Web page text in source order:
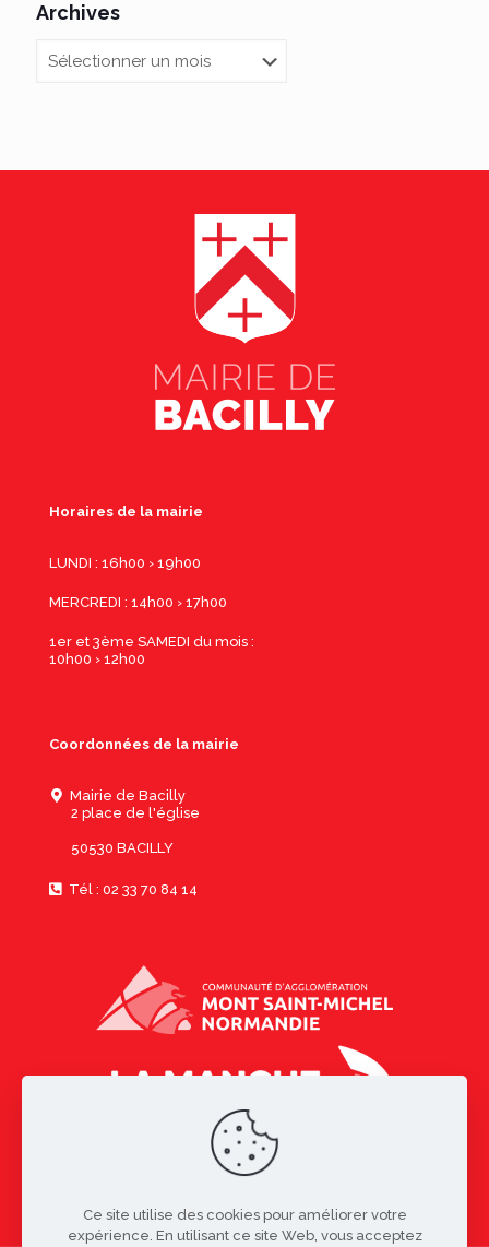
Archives
Archives
Horaires de la mairie
LUNDI : 16h00 › 19h00
MERCREDI : 14h00 › 17h00
1er et 3ème SAMEDI du mois :
10h00 › 12h00
Coordonnées de la mairie
Mairie de Bacilly
2 place de l'église
50530 BACILLY
Tél : 02 33 70 84 14
Ce site utilise des cookies pour améliorer votre
expérience. En utilisant ce site Web, vous acceptez